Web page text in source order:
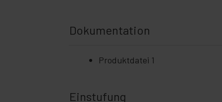
Dokumentation
Produktdatei 1
Einstufung